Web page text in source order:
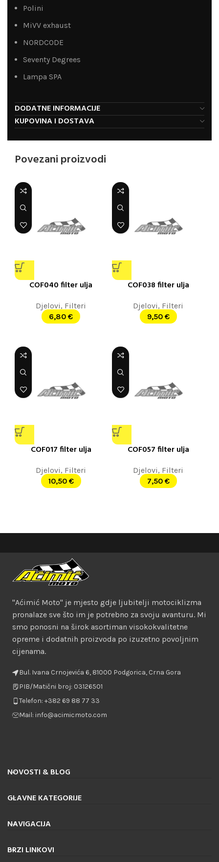
Polini
MiVV exhaust
NORDCODE
Seventy Degrees
Lampa SPA
DODATNE INFORMACIJE
KUPOVINA I DOSTAVA
Povezani proizvodi
COF040 filter ulja
Djelovi, Filteri
6,80 €
COF038 filter ulja
Djelovi, Filteri
9,50 €
COF017 filter ulja
Djelovi, Filteri
10,50 €
COF057 filter ulja
Djelovi, Filteri
7,50 €
"Aćimić Moto" je mjesto gdje ljubitelji motociklizma
pronalaze sve što im je potrebno za svoju avanturu. Mi
smo ponosni na širok asortiman visokokvalitetne
opreme i dodatnih proizvoda po izuzetno povoljnim
cijenama.
Bul. Ivana Crnojevića 6, 81000 Podgorica, Crna Gora
PIB/Matični broj: 03126501
Telefon: +382 69 88 77 33
Mail: info@acimicmoto.com
NOVOSTI & BLOG
GLAVNE KATEGORIJE
NAVIGACIJA
BRZI LINKOVI